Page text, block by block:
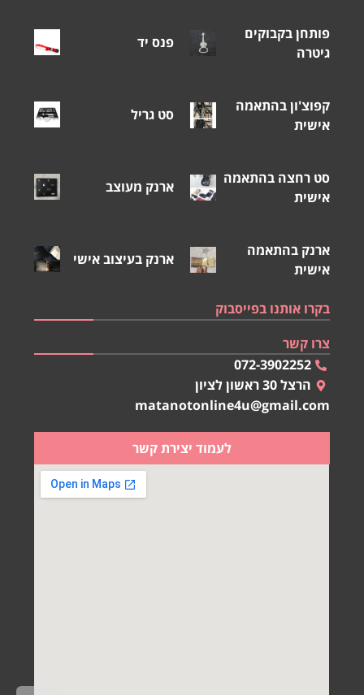
פותחן בקבוקים
גיטרה
פנס יד
קפוצ'ון בהתאמה
אישית
סט גריל
סט רחצה בהתאמה
אישית
ארנק מעוצב
ארנק בהתאמה
אישית
ארנק בעיצוב אישי
בקרו אותנו בפייסבוק
צרו קשר
072-3902252
הרצל 30 ראשון לציון
matanotonline4u@gmail.com
לעמוד יצירת קשר